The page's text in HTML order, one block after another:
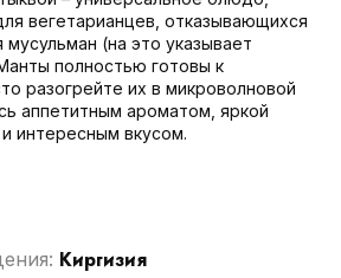
вегетарианцев, отказывающихся
(на это указывает
полностью готовы к
разогрейте их в микроволновой
аппетитным ароматом, яркой
интересным вкусом.
Киргизия